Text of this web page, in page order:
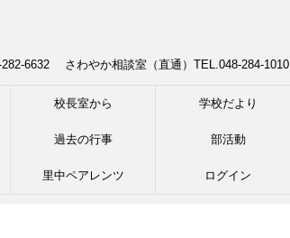
6632 さわやか相談室（直通）TEL.048-284-1010
校長室から 学校だより
過去の行事 部活動
里中ペアレンツ ログイン